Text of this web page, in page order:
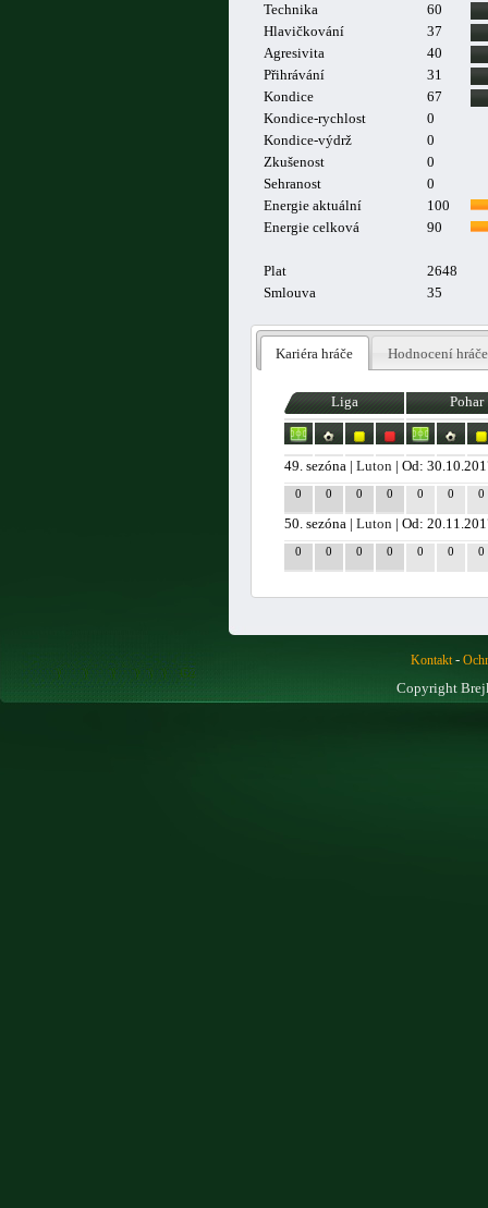
Technika
60
Hlavičkování
37
Agresivita
40
Přihrávání
31
Kondice
67
Kondice-rychlost
0
Kondice-výdrž
0
Zkušenost
0
Sehranost
0
Energie aktuální
100
Energie celková
90
Plat
2648
Smlouva
35
Kariéra hráče Hodnocení hráče
Liga Pohar
49. sezóna |Luton | Od:
0 0 0 0 0 0 0
50. sezóna |Luton | Od:
0 0 0 0 0 0 0
Kontakt-
Copyright